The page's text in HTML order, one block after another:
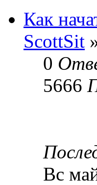
Как
ScottSit
0
5666
Вс